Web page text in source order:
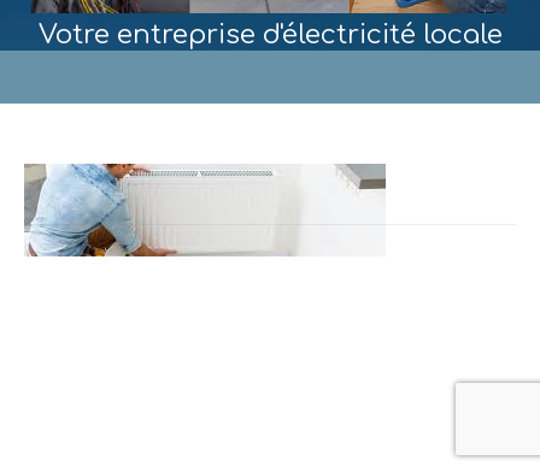
Votre entreprise d'électricité locale